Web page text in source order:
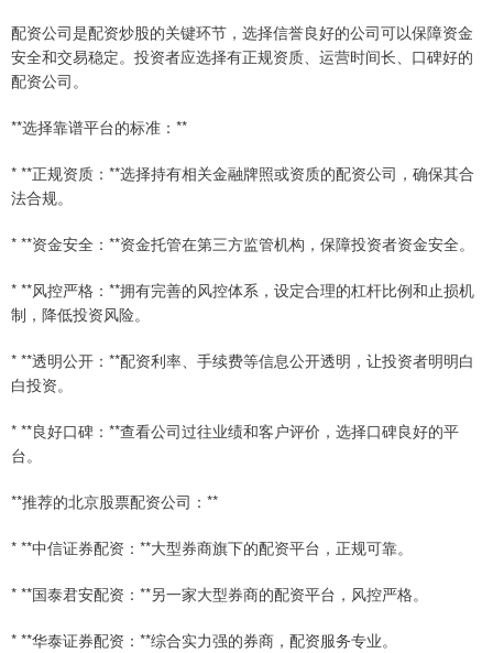
配资公司是配资炒股的关键环节，选择信誉良好的公司可以保障资金
安全和交易稳定。投资者应选择有正规资质、运营时间长、口碑好的
配资公司。
**选择靠谱平台的标准：**
* **正规资质：**选择持有相关金融牌照或资质的配资公司，确保其合
法合规。
* **资金安全：**资金托管在第三方监管机构，保障投资者资金安全。
* **风控严格：**拥有完善的风控体系，设定合理的杠杆比例和止损机
制，降低投资风险。
* **透明公开：**配资利率、手续费等信息公开透明，让投资者明明白
白投资。
* **良好口碑：**查看公司过往业绩和客户评价，选择口碑良好的平
台。
**推荐的北京股票配资公司：**
* **中信证券配资：**大型券商旗下的配资平台，正规可靠。
* **国泰君安配资：**另一家大型券商的配资平台，风控严格。
* **华泰证券配资：**综合实力强的券商，配资服务专业。